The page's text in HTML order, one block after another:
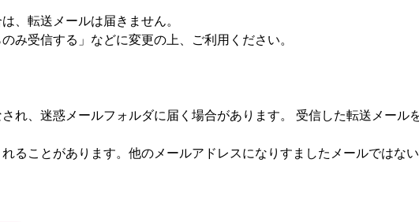
、転送メールは届きません。
受信する」などに変更の上、ご利用ください。
れ、迷惑メールフォルダに届く場合があります。 受信した転送メール
ることがあります。他のメールアドレスになりすましたメールではな